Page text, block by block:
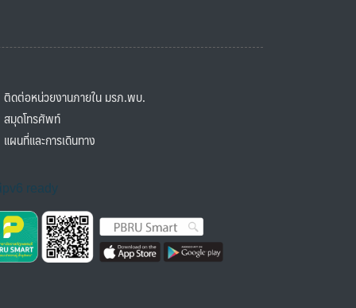
ต่อหน่วยงานภายใน มรภ.พบ.
ดโทรศัพท์
นที่และการเดินทาง